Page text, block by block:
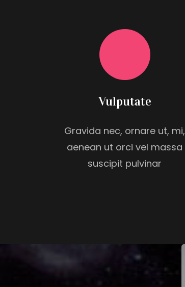
Vulputate
Gravida nec, ornare ut, mi,
aenean ut orci vel massa
suscipit pulvinar